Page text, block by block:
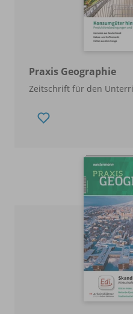
Praxis Geographie
Zeitschrift für den